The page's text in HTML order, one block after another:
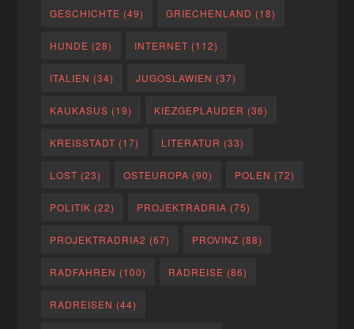
GESCHICHTE (49) GRIECHENLAND (18)
HUNDE (28) INTERNET (112)
ITALIEN (34) JUGOSLAWIEN (37)
KAUKASUS (19) KIEZGEPLAUDER (36)
KREISSTADT (17) LITERATUR (33)
LOST (23) OSTEUROPA (90) POLEN (72)
POLITIK (22) PROJEKTRADRIA (75)
PROJEKTRADRIA2 (67) PROVINZ (88)
RADFAHREN (100) RADREISE (86)
RADREISEN (44)